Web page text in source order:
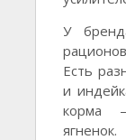
У
Есть
и
корма
ягненок.